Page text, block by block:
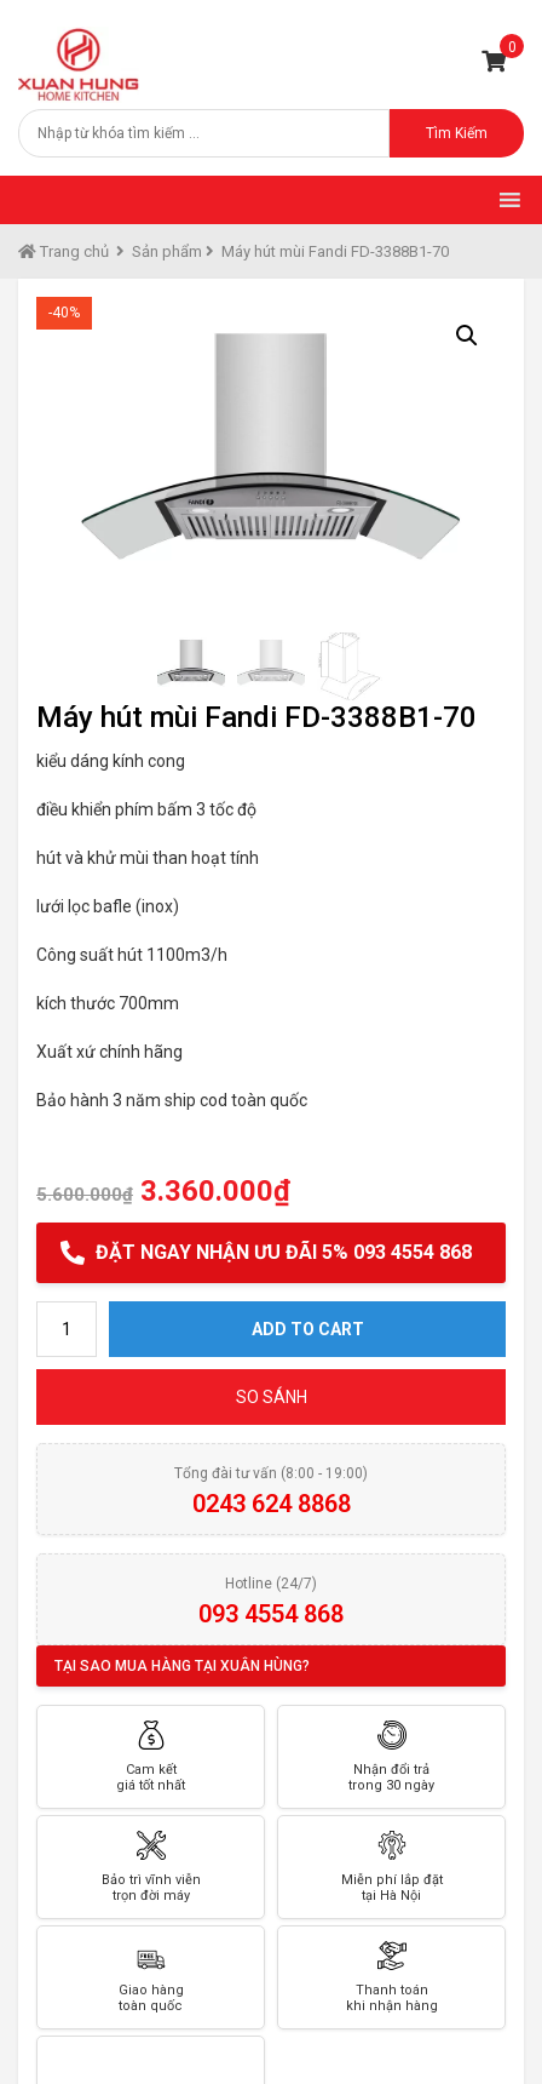
0
Tìm Kiếm
Trang chủ Sản phẩm Máy hút mùi Fandi FD-3388B1-70
-40%
Máy hút mùi Fandi FD-3388B1-70
kiểu dáng kính cong
điều khiển phím bấm 3 tốc độ
hút và khử mùi than hoạt tính
lưới lọc bafle (inox)
Công suất hút 1100m3/h
kích thước 700mm
Xuất xứ chính hãng
Bảo hành 3 năm ship cod toàn quốc
5.600.000₫ 3.360.000₫
ĐẶT NGAY NHẬN ƯU ĐÃI 5% 093 4554 868
ADD TO CART
SO SÁNH
Tổng đài tư vấn (8:00 - 19:00)
0243 624 8868
Hotline (24/7)
093 4554 868
TẠI SAO MUA HÀNG TẠI XUÂN HÙNG?
Cam kết
giá tốt nhất
Nhận đổi trả
trong 30 ngày
Bảo trì vĩnh viễn
trọn đời máy
Miễn phí lắp đặt
tại Hà Nội
Giao hàng
toàn quốc
Thanh toán
khi nhận hàng